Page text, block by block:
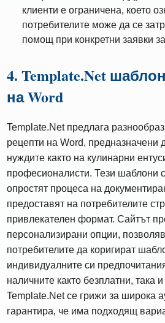
клиенти е ограничена, което
потребителите може да се
помощ при конкретни заявки
4. Template.Net
на Word
Template.Net предлага
рецепти на Word, предназначени
нуждите както на кулинарни
професионалисти. Тези шаблони
опростят процеса на
предоставят на потребителите
привлекателен формат. Сайтът
персонализирани опции,
потребителите да коригират
индивидуалните си
наличните както безплатни, така
Template.Net се грижи за широка
гарантира, че има подходящ